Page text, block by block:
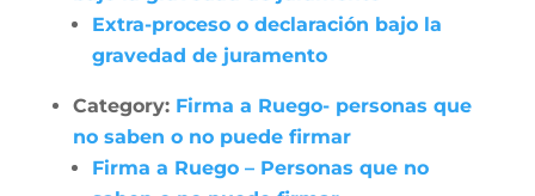
Extra-proceso o declaración bajo la
gravedad de juramento
Category: Firma a Ruego- personas que
no saben o no puede firmar
Firma a Ruego – Personas que no